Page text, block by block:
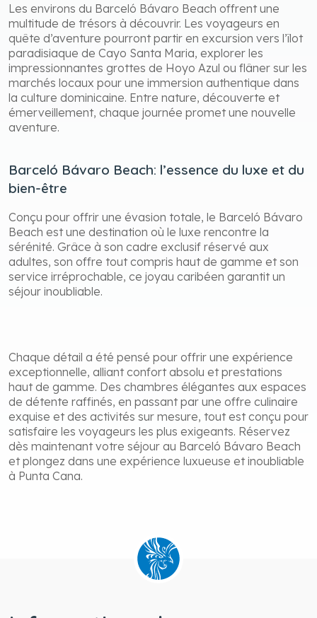
Les environs du Barceló Bávaro Beach offrent une
multitude de trésors à découvrir. Les voyageurs en
quête d’aventure pourront partir en excursion vers l’îlot
paradisiaque de Cayo Santa Maria, explorer les
impressionnantes grottes de Hoyo Azul ou flâner sur les
marchés locaux pour une immersion authentique dans
la culture dominicaine. Entre nature, découverte et
émerveillement, chaque journée promet une nouvelle
aventure.
Barceló Bávaro Beach: l’essence du luxe et du
bien-être
Conçu pour offrir une évasion totale, le Barceló Bávaro
Beach est une destination où le luxe rencontre la
sérénité. Grâce à son cadre exclusif réservé aux
adultes, son offre tout compris haut de gamme et son
service irréprochable, ce joyau caribéen garantit un
séjour inoubliable.
Chaque détail a été pensé pour offrir une expérience
exceptionnelle, alliant confort absolu et prestations
haut de gamme. Des chambres élégantes aux espaces
de détente raffinés, en passant par une offre culinaire
exquise et des activités sur mesure, tout est conçu pour
satisfaire les voyageurs les plus exigeants. Réservez
dès maintenant votre séjour au Barceló Bávaro Beach
et plongez dans une expérience luxueuse et inoubliable
à Punta Cana.